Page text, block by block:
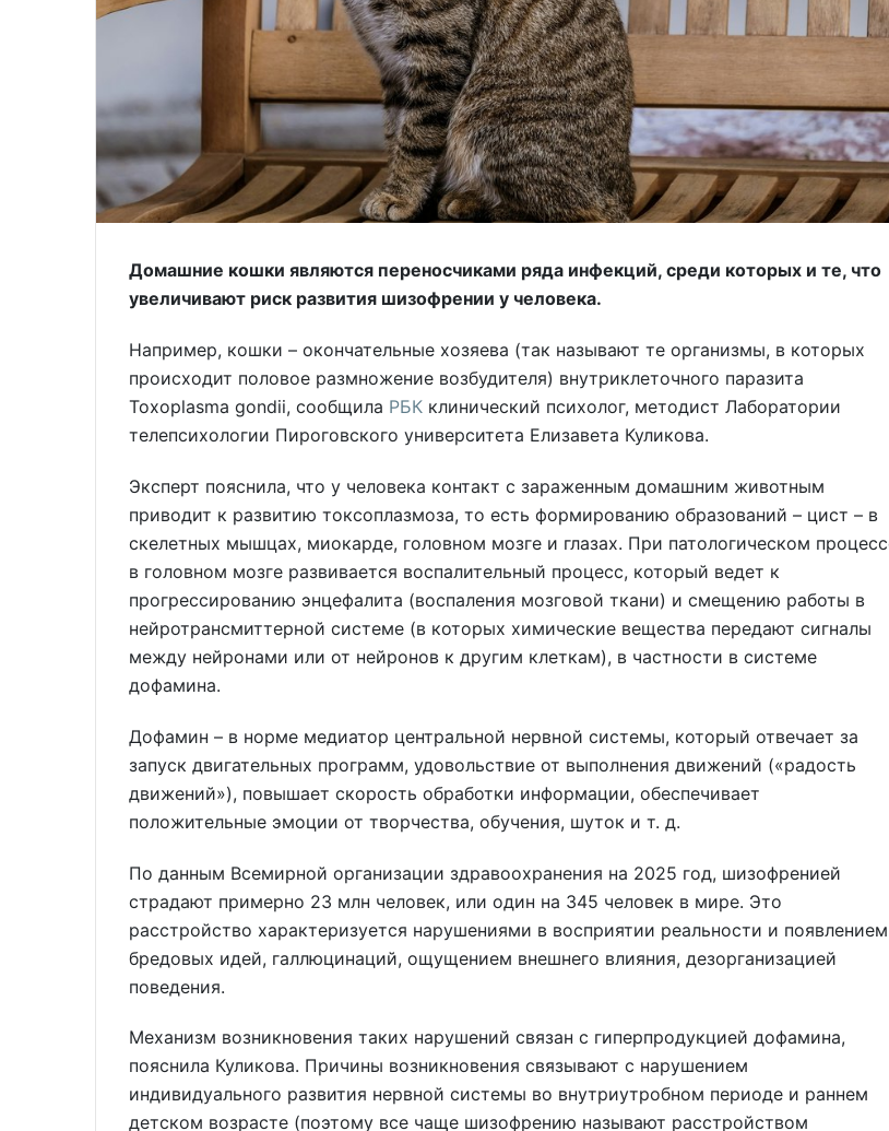
Домашние кошки являются переносчиками ряда инфекций, среди которых и те, что
увеличивают риск развития шизофрении у человека.
Например, кошки – окончательные хозяева (так называют те организмы, в которых
происходит половое размножение возбудителя) внутриклеточного паразита
Toxoplasma gondii, сообщила РБК клинический психолог, методист Лаборатории
телепсихологии Пироговского университета Елизавета Куликова.
Эксперт пояснила, что у человека контакт с зараженным домашним животным
приводит к развитию токсоплазмоза, то есть формированию образований – цист – в
скелетных мышцах, миокарде, головном мозге и глазах. При патологическом
в головном мозге развивается воспалительный процесс, который ведет к
прогрессированию энцефалита (воспаления мозговой ткани) и смещению работы в
нейротрансмиттерной системе (в которых химические вещества передают сигналы
между нейронами или от нейронов к другим клеткам), в частности в системе
дофамина.
Дофамин – в норме медиатор центральной нервной системы, который отвечает за
запуск двигательных программ, удовольствие от выполнения движений («радость
движений»), повышает скорость обработки информации, обеспечивает
положительные эмоции от творчества, обучения, шуток и т. д.
По данным Всемирной организации здравоохранения на 2025 год, шизофренией
страдают примерно 23 млн человек, или один на 345 человек в мире. Это
расстройство характеризуется нарушениями в восприятии реальности и появлением
бредовых идей, галлюцинаций, ощущением внешнего влияния, дезорганизацией
поведения.
Механизм возникновения таких нарушений связан с гиперпродукцией дофамина,
пояснила Куликова. Причины возникновения связывают с нарушением
индивидуального развития нервной системы во внутриутробном периоде и раннем
детском возрасте (поэтому все чаще шизофрению называют расстройством